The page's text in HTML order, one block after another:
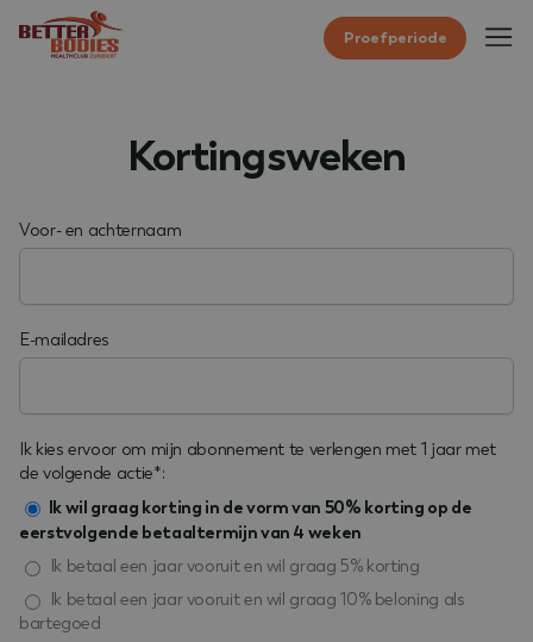
Proefperiode
Kortingsweken
Voor- en achternaam
E-mailadres
Ik kies ervoor om mijn abonnement te verlengen met 1 jaar met
de volgende actie*:
Ik wil graag korting in de vorm van 50% korting op de
eerstvolgende betaaltermijn van 4 weken
Ik betaal een jaar vooruit en wil graag 5% korting
Ik betaal een jaar vooruit en wil graag 10% beloning als
bartegoed